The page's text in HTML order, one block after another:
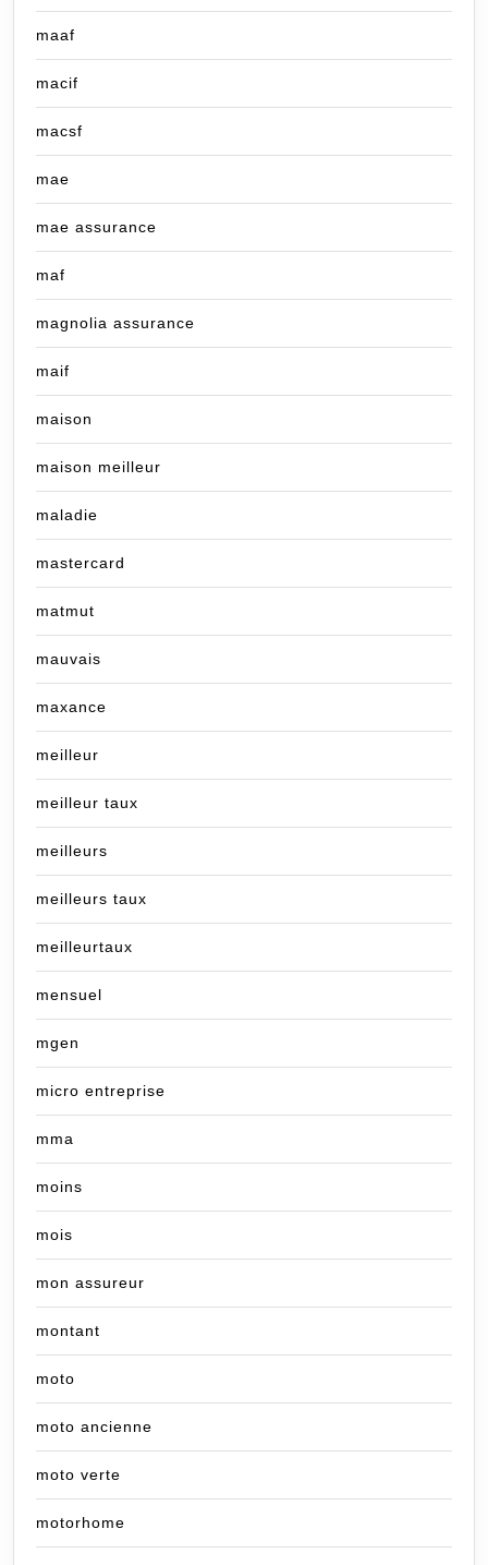
maaf
macif
macsf
mae
mae assurance
maf
magnolia assurance
maif
maison
maison meilleur
maladie
mastercard
matmut
mauvais
maxance
meilleur
meilleur taux
meilleurs
meilleurs taux
meilleurtaux
mensuel
mgen
micro entreprise
mma
moins
mois
mon assureur
montant
moto
moto ancienne
moto verte
motorhome